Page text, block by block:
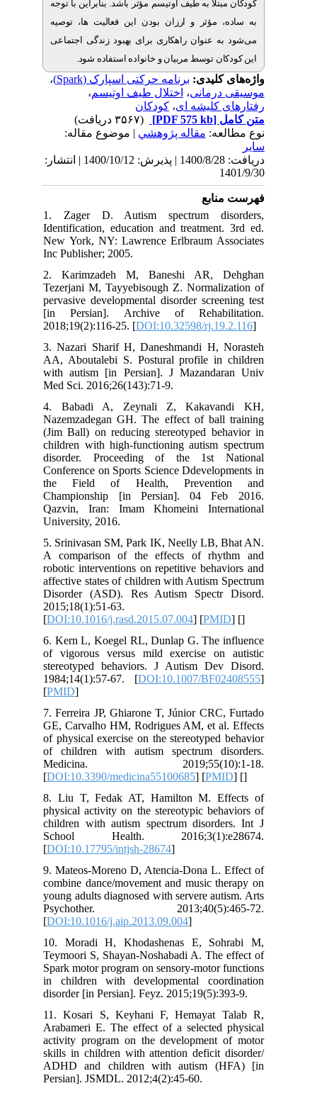
به طیف اوتیسم مؤثر باشد. بنابراین با توجه
مؤثر و ارزان بودن این فعالیت‏ ها، توصیه
عنوان راهکاری برای بهبود زندگی اجتماعی
توسط مربیان و خانواده استفاده شود.
برنامه حرکتی اسپارک (Spark)
،
اختلال طیف اوتیسم ،
، کودکان
(۳۵۶۷ دریافت)
مقاله پژوهشي| موضوع مقاله:
دریافت: 1400/8/28 | پذیرش: 1400/10/12 | انتشار:
1. Zager D. Autism spectrum
Identification, education and
New York, NY: Lawrence Erlbraum
2. Karimzadeh M, Baneshi AR,
Tezerjani M, Tayyebisough Z.
pervasive developmental disorder
[in Persian]. Archive of
2018;19(2):116-25. [DOI:10.32598/
3. Nazari Sharif H, Daneshmandi H,
AA, Aboutalebi S. Postural profile in
with autism [in Persian]. J
Med Sci. 2016;26(143):71-9.
4. Babadi A, Zeynali Z,
Nazemzadegan GH. The effect of
(Jim Ball) on reducing stereotyped
children with high-functioning autism
disorder. Proceeding of the 1st
Conference on Sports Science
the Field of Health,
Championship [in Persian]. 04
Qazvin, Iran: Imam Khomeini
5. Srinivasan SM, Park IK, Neelly LB,
A comparison of the effects of
robotic interventions on repetitive
affective states of children with Autism
Disorder (ASD). Res Autism
[DOI:10.1016/j.rasd.2015.07.004
6. Kern L, Koegel RL, Dunlap G. The
of vigorous versus mild exercise
stereotyped behaviors. J Autism
1984;14(1):57-67. [DOI:10.1007/
7. Ferreira JP, Ghiarone T, Júnior
GE, Carvalho HM, Rodrigues AM, et
of physical exercise on the stereotyped
of children with autism spectrum
Medicina.
[DOI:10.3390/medicina55100685
8. Liu T, Fedak AT, Hamilton M.
physical activity on the stereotypic
children with autism spectrum
School Health.
[DOI:10.17795/intjsh-28674
9. Mateos-Moreno D, Atencia-Dona L.
combine dance/movement and music
young adults diagnosed with servere
Psychother.
[DOI:10.1016/j.aip.2013.09.004
10. Moradi H, Khodashenas E,
Teymoori S, Shayan-Noshabadi A.
Spark motor program on sensory-motor
in children with developmental
disorder [in Persian]. Feyz.
11. Kosari S, Keyhani F, Hemayat
Arabameri E. The effect of a selected
activity program on the development
skills in children with attention deficit
ADHD and children with autism
Persian]. JSMDL. 2012;4(2):45-60.